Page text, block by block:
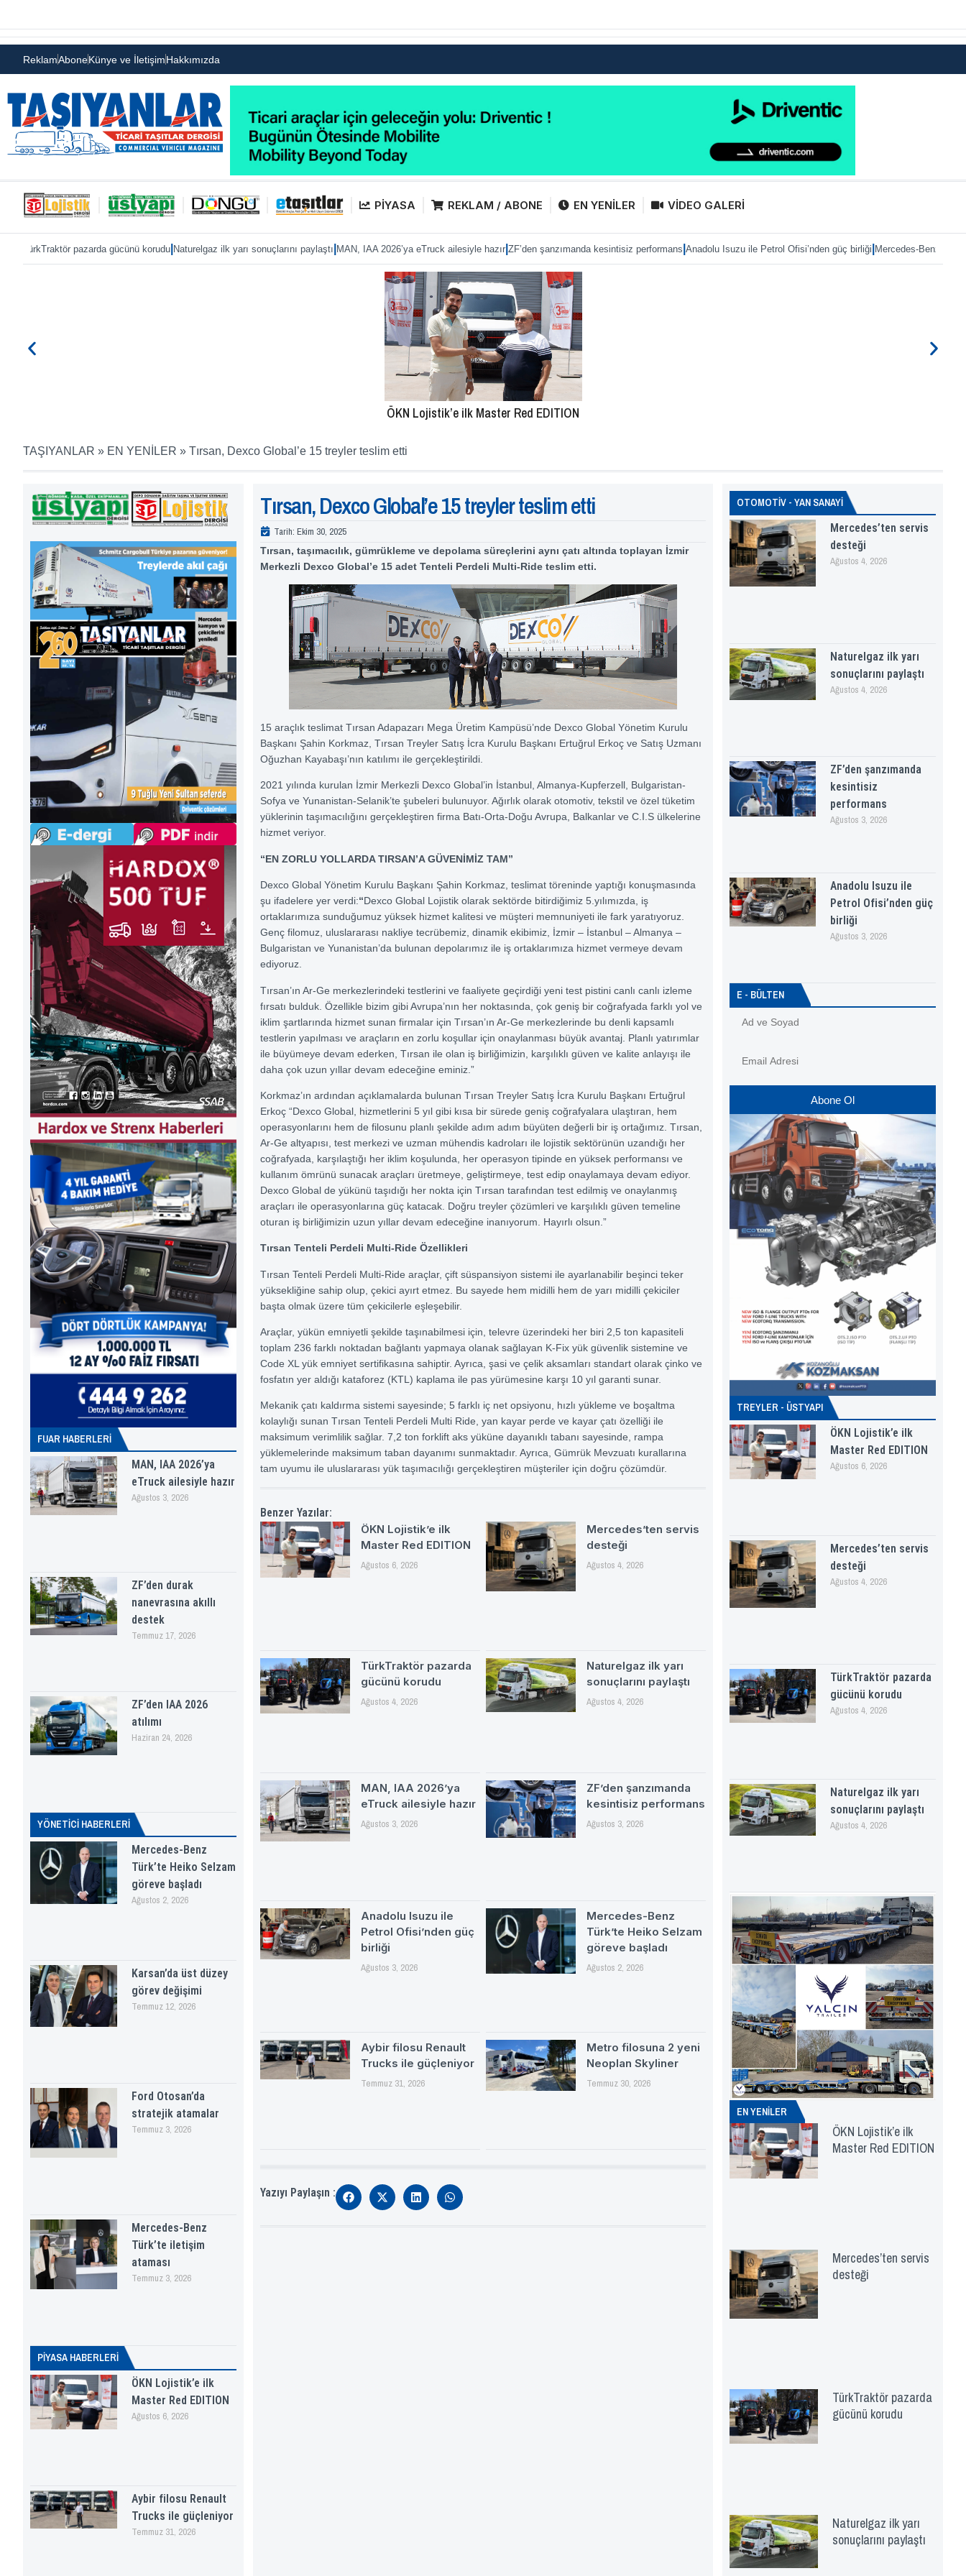
ReklamAboneKünye ve İletişimHakkımızda
PİYASA REKLAM / ABONE EN YENİLER VİDEO GALERİ
pazarda gücünü korudu|Naturelgaz ilk yarı sonuçlarını paylaştı|MAN, IAA 2026’ya eTruck ailesiyle hazır|ZF’den şanzımanda kesintisiz performans|Anadolu Isuzu ile Petrol Ofisi’nden güç birliği|Mercedes-Benz Türk’te Heiko
ÖKN Lojistik’e ilk Master Red EDITION
TAŞIYANLAR » EN YENİLER » Tırsan, Dexco Global’e 15 treyler teslim etti
FUAR HABERLERI
MAN, IAA 2026’ya
eTruck ailesiyle hazır
Ağustos 3, 2026
ZF’den durak
nanevrasına akıllı
destek
Temmuz 17, 2026
ZF’den IAA 2026
atılımı
Haziran 24, 2026
YÖNETICI HABERLERI
Mercedes-Benz
Türk’te Heiko Selzam
göreve başladı
Ağustos 2, 2026
Karsan’da üst düzey
görev değişimi
Temmuz 12, 2026
Ford Otosan’da
stratejik atamalar
Temmuz 3, 2026
Mercedes-Benz
Türk’te iletişim
ataması
Temmuz 3, 2026
PİYASA HABERLERI
ÖKN Lojistik’e ilk
Master Red EDITION
Ağustos 6, 2026
Aybir filosu Renault
Trucks ile güçleniyor
Temmuz 31, 2026
Tırsan, Dexco Global’e 15 treyler teslim etti
Tarih: Ekim 30, 2025
Tırsan, taşımacılık, gümrükleme ve depolama süreçlerini aynı çatı altında toplayan İzmir
Merkezli Dexco Global’e 15 adet Tenteli Perdeli Multi-Ride teslim etti.
15 araçlık teslimat Tırsan Adapazarı Mega Üretim Kampüsü’nde Dexco Global Yönetim Kurulu
Başkanı Şahin Korkmaz, Tırsan Treyler Satış İcra Kurulu Başkanı Ertuğrul Erkoç ve Satış Uzmanı
Oğuzhan Kayabaşı’nın katılımı ile gerçekleştirildi.
2021 yılında kurulan İzmir Merkezli Dexco Global’in İstanbul, Almanya-Kupferzell, Bulgaristan-
Sofya ve Yunanistan-Selanik’te şubeleri bulunuyor. Ağırlık olarak otomotiv, tekstil ve özel tüketim
yüklerinin taşımacılığını gerçekleştiren firma Batı-Orta-Doğu Avrupa, Balkanlar ve C.I.S ülkelerine
hizmet veriyor.
“EN ZORLU YOLLARDA TIRSAN’A GÜVENİMİZ TAM”
Dexco Global Yönetim Kurulu Başkanı Şahin Korkmaz, teslimat töreninde yaptığı konuşmasında
şu ifadelere yer verdi:“Dexco Global Lojistik olarak sektörde bitirdiğimiz 5.yılımızda, iş
ortaklarımıza sunduğumuz yüksek hizmet kalitesi ve müşteri memnuniyeti ile fark yaratıyoruz.
Genç filomuz, uluslararası nakliye tecrübemiz, dinamik ekibimiz, İzmir – İstanbul – Almanya –
Bulgaristan ve Yunanistan’da bulunan depolarımız ile iş ortaklarımıza hizmet vermeye devam
ediyoruz.
Tırsan’ın Ar-Ge merkezlerindeki testlerini ve faaliyete geçirdiği yeni test pistini canlı canlı izleme
fırsatı bulduk. Özellikle bizim gibi Avrupa’nın her noktasında, çok geniş bir coğrafyada farklı yol ve
iklim şartlarında hizmet sunan firmalar için Tırsan’ın Ar-Ge merkezlerinde bu denli kapsamlı
testlerin yapılması ve araçların en zorlu koşullar için onaylanması büyük avantaj. Planlı yatırımlar
ile büyümeye devam ederken, Tırsan ile olan iş birliğimizin, karşılıklı güven ve kalite anlayışı ile
daha çok uzun yıllar devam edeceğine eminiz.”
Korkmaz’ın ardından açıklamalarda bulunan Tırsan Treyler Satış İcra Kurulu Başkanı Ertuğrul
Erkoç “Dexco Global, hizmetlerini 5 yıl gibi kısa bir sürede geniş coğrafyalara ulaştıran, hem
operasyonlarını hem de filosunu planlı şekilde adım adım büyüten değerli bir iş ortağımız. Tırsan,
Ar-Ge altyapısı, test merkezi ve uzman mühendis kadroları ile lojistik sektörünün uzandığı her
coğrafyada, karşılaştığı her iklim koşulunda, her operasyon tipinde en yüksek performansı ve
kullanım ömrünü sunacak araçları üretmeye, geliştirmeye, test edip onaylamaya devam ediyor.
Dexco Global de yükünü taşıdığı her nokta için Tırsan tarafından test edilmiş ve onaylanmış
araçları ile operasyonlarına güç katacak. Doğru treyler çözümleri ve karşılıklı güven temeline
oturan iş birliğimizin uzun yıllar devam edeceğine inanıyorum. Hayırlı olsun.”
Tırsan Tenteli Perdeli Multi-Ride Özellikleri
Tırsan Tenteli Perdeli Multi-Ride araçlar, çift süspansiyon sistemi ile ayarlanabilir beşinci teker
yüksekliğine sahip olup, çekici ayırt etmez. Bu sayede hem midilli hem de yarı midilli çekiciler
başta olmak üzere tüm çekicilerle eşleşebilir.
Araçlar, yükün emniyetli şekilde taşınabilmesi için, televre üzerindeki her biri 2,5 ton kapasiteli
toplam 236 farklı noktadan bağlantı yapmaya olanak sağlayan K-Fix yük güvenlik sistemine ve
Code XL yük emniyet sertifikasına sahiptir. Ayrıca, şasi ve çelik aksamları standart olarak çinko ve
fosfatın yer aldığı kataforez (KTL) kaplama ile pas yürümesine karşı 10 yıl garanti sunar.
Mekanik çatı kaldırma sistemi sayesinde; 5 farklı iç net opsiyonu, hızlı yükleme ve boşaltma
kolaylığı sunan Tırsan Tenteli Perdeli Multi Ride, yan kayar perde ve kayar çatı özelliği ile
maksimum verimlilik sağlar. 7,2 ton forklift aks yüküne dayanıklı tabanı sayesinde, rampa
yüklemelerinde maksimum taban dayanımı sunmaktadır. Ayrıca, Gümrük Mevzuatı kurallarına
tam uyumu ile uluslararası yük taşımacılığı gerçekleştiren müşteriler için doğru çözümdür.
Benzer Yazılar:
ÖKN Lojistik’e ilk
Master Red EDITION
Ağustos 6, 2026
Mercedes’ten servis
desteği
Ağustos 4, 2026
TürkTraktör pazarda
gücünü korudu
Ağustos 4, 2026
Naturelgaz ilk yarı
sonuçlarını paylaştı
Ağustos 4, 2026
MAN, IAA 2026’ya
eTruck ailesiyle hazır
Ağustos 3, 2026
ZF’den şanzımanda
kesintisiz performans
Ağustos 3, 2026
Anadolu Isuzu ile
Petrol Ofisi’nden güç
birliği
Ağustos 3, 2026
Mercedes-Benz
Türk’te Heiko Selzam
göreve başladı
Ağustos 2, 2026
Aybir filosu Renault
Trucks ile güçleniyor
Temmuz 31, 2026
Metro filosuna 2 yeni
Neoplan Skyliner
Temmuz 30, 2026
Yazıyı Paylaşın :
OTOMOTİV - YAN SANAYİ
Mercedes’ten servis
desteği
Ağustos 4, 2026
Naturelgaz ilk yarı
sonuçlarını paylaştı
Ağustos 4, 2026
ZF’den şanzımanda
kesintisiz
performans
Ağustos 3, 2026
Anadolu Isuzu ile
Petrol Ofisi’nden güç
birliği
Ağustos 3, 2026
E - BÜLTEN
Abone Ol
TREYLER - ÜSTYAPI
ÖKN Lojistik’e ilk
Master Red EDITION
Ağustos 6, 2026
Mercedes’ten servis
desteği
Ağustos 4, 2026
TürkTraktör pazarda
gücünü korudu
Ağustos 4, 2026
Naturelgaz ilk yarı
sonuçlarını paylaştı
Ağustos 4, 2026
EN YENİLER
ÖKN Lojistik’e ilk
Master Red EDITION
Mercedes’ten servis
desteği
TürkTraktör pazarda
gücünü korudu
Naturelgaz ilk yarı
sonuçlarını paylaştı